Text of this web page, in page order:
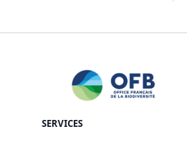
SERVICES